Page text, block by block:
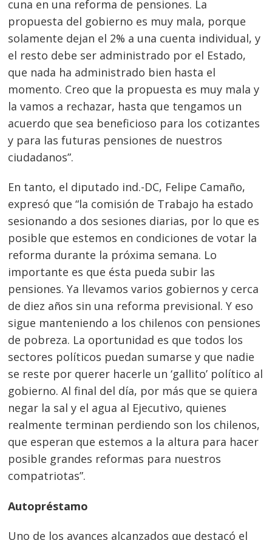
cuna en una reforma de pensiones. La
propuesta del gobierno es muy mala, porque
solamente dejan el 2% a una cuenta individual, y
el resto debe ser administrado por el Estado,
que nada ha administrado bien hasta el
momento. Creo que la propuesta es muy mala y
la vamos a rechazar, hasta que tengamos un
acuerdo que sea beneficioso para los cotizantes
y para las futuras pensiones de nuestros
ciudadanos”.
En tanto, el diputado ind.-DC, Felipe Camaño,
expresó que “la comisión de Trabajo ha estado
sesionando a dos sesiones diarias, por lo que es
posible que estemos en condiciones de votar la
reforma durante la próxima semana. Lo
importante es que ésta pueda subir las
pensiones. Ya llevamos varios gobiernos y cerca
de diez años sin una reforma previsional. Y eso
sigue manteniendo a los chilenos con pensiones
de pobreza. La oportunidad es que todos los
sectores políticos puedan sumarse y que nadie
se reste por querer hacerle un ‘gallito’ político al
gobierno. Al final del día, por más que se quiera
negar la sal y el agua al Ejecutivo, quienes
realmente terminan perdiendo son los chilenos,
que esperan que estemos a la altura para hacer
posible grandes reformas para nuestros
compatriotas”.
Autopréstamo
Uno de los avances alcanzados que destacó el
Navegación
de
entradas